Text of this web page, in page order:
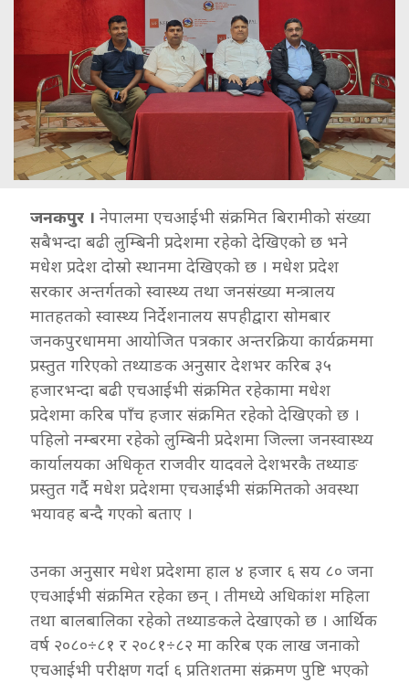
जनकपुर । नेपालमा एचआईभी संक्रमित बिरामीको संख्या
सबैभन्दा बढी लुम्बिनी प्रदेशमा रहेको देखिएको छ भने
मधेश प्रदेश दोस्रो स्थानमा देखिएको छ । मधेश प्रदेश
सरकार अन्तर्गतको स्वास्थ्य तथा जनसंख्या मन्त्रालय
मातहतको स्वास्थ्य निर्देशनालय सपहीद्वारा सोमबार
जनकपुरधाममा आयोजित पत्रकार अन्तरक्रिया कार्यक्रममा
प्रस्तुत गरिएको तथ्याङक अनुसार देशभर करिब ३५
हजारभन्दा बढी एचआईभी संक्रमित रहेकामा मधेश
प्रदेशमा करिब पाँच हजार संक्रमित रहेको देखिएको छ ।
पहिलो नम्बरमा रहेको लुम्बिनी प्रदेशमा जिल्ला जनस्वास्थ्य
कार्यालयका अधिकृत राजवीर यादवले देशभरकै तथ्याङ
प्रस्तुत गर्दै मधेश प्रदेशमा एचआईभी संक्रमितको अवस्था
भयावह बन्दै गएको बताए ।
उनका अनुसार मधेश प्रदेशमा हाल ४ हजार ६ सय ८० जना
एचआईभी संक्रमित रहेका छन् । तीमध्ये अधिकांश महिला
तथा बालबालिका रहेको तथ्याङकले देखाएको छ । आर्थिक
वर्ष २०८०÷८१ र २०८१÷८२ मा करिब एक लाख जनाको
एचआईभी परीक्षण गर्दा ६ प्रतिशतमा संक्रमण पुष्टि भएको